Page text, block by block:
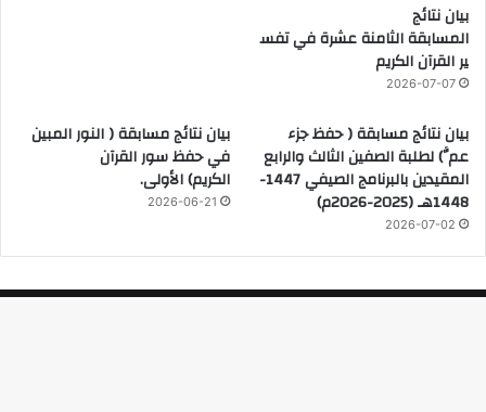
بيان نتائج
المسابقة الثامنة عشرة في تفس
ير القرآن الكريم
2026-07-07
بيان نتائج مسابقة ( حفظ جزء
عمَّ) لطلبة الصفين الثالث والرابع
المقيدين بالبرنامج الصيفي 1447-
1448هـ (2025-2026م)
2026-07-02
بيان نتائج مسابقة ( النور المبين
في حفظ سور القرآن
الكريم) الأولى.
2026-06-21